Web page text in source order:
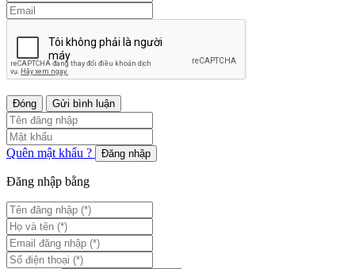
Đóng Gửi bình luận
Quên mật khẩu ? Đăng nhập
Đăng nhập bằng